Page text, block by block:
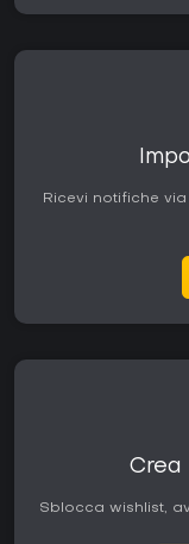
Ricevi notifiche
Crea
Sblocca wishlist,